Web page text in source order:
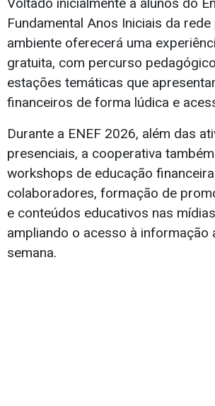
Voltado inicialmente a alunos do
Fundamental Anos Iniciais da rede
ambiente oferecerá uma
gratuita, com percurso
estações temáticas que
financeiros de forma lúdica e
Durante a ENEF 2026, além das
presenciais, a cooperativa
workshops de educação
colaboradores, formação de
e conteúdos educativos nas
ampliando o acesso à informação
semana.